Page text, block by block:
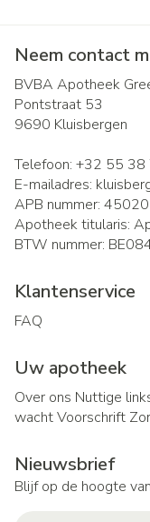
Neem contact
BVBA Apotheek
Pontstraat 53
9690 Kluisbergen
Telefoon: +32 55 38
E-mailadres:
APB nummer:
Apotheek titularis:
BTW nummer:
Klantenservice
FAQ
Uw apotheek
Over ons Nuttige
wachtVoorschrift
Nieuwsbrief
Blijf op de hoogte